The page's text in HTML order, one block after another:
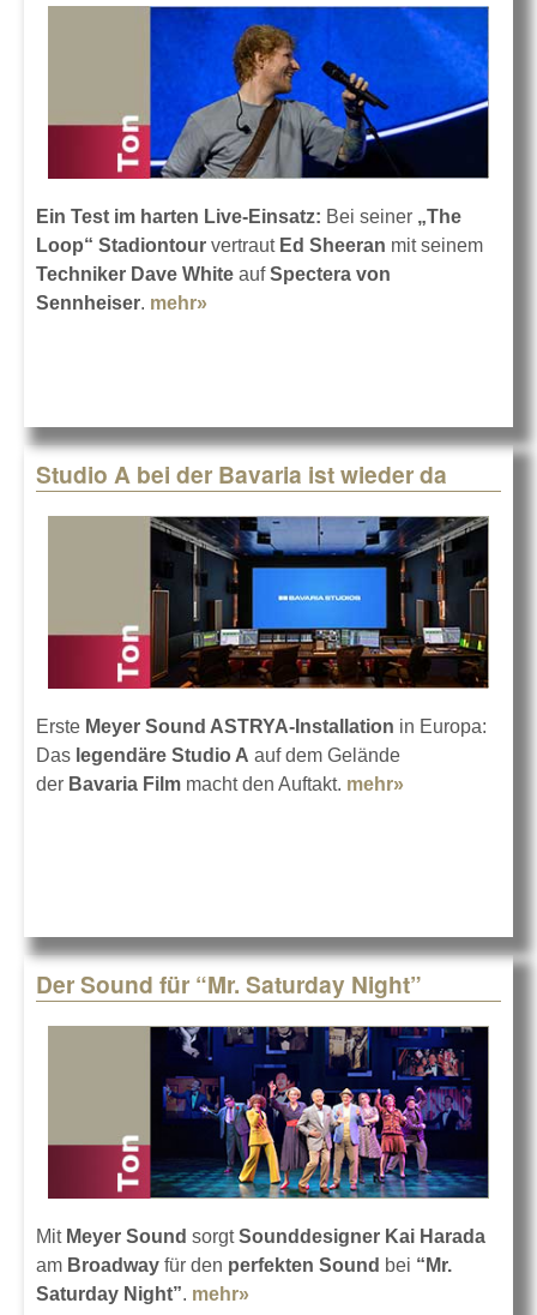
Ein Test im harten Live-Einsatz: Bei seiner „The
Loop“ Stadiontour vertraut Ed Sheeran mit seinem
Techniker Dave White aufSpectera von
Sennheiser. mehr»
Studio A bei der Bavaria ist wieder da
Erste Meyer Sound ASTRYA-Installation in Europa:
Das legendäre Studio A auf dem Gelände
der Bavaria Film macht den Auftakt. mehr»
Der Sound für “Mr. Saturday Night”
Mit Meyer Sound sorgtSounddesigner Kai Harada
am Broadway für den perfekten Sound bei “Mr.
Saturday Night”. mehr»